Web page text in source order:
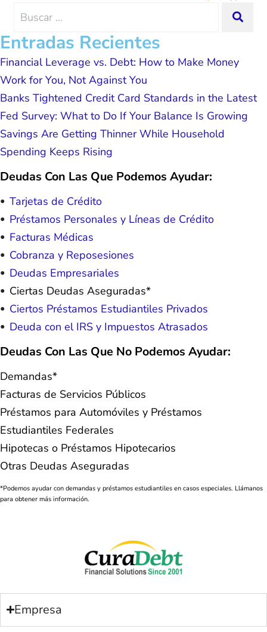
possible because of J Miller, and I am
Search
Entradas Recientes
Financial Leverage vs. Debt: How to Make Money
Work for You, Not Against You
Banks Tightened Credit Card Standards in the Latest
Fed Survey: What to Do If Your Balance Is Growing
Savings Are Getting Thinner While Household
Spending Keeps Rising
Deudas Con Las Que Podemos Ayudar:
Tarjetas de Crédito
Préstamos Personales y Líneas de Crédito
Facturas Médicas
Cobranza y Reposesiones
Deudas Empresariales
Ciertas Deudas Aseguradas*
Ciertos Préstamos Estudiantiles Privados
Deuda con el IRS y Impuestos Atrasados
Deudas Con Las Que No Podemos Ayudar:
Demandas*
Facturas de Servicios Públicos
Préstamos para Automóviles y Préstamos
Estudiantiles Federales
Hipotecas o Préstamos Hipotecarios
Otras Deudas Aseguradas
*Podemos ayudar con demandas y préstamos estudiantiles en casos especiales. Llámanos
para obtener más información.
Empresa